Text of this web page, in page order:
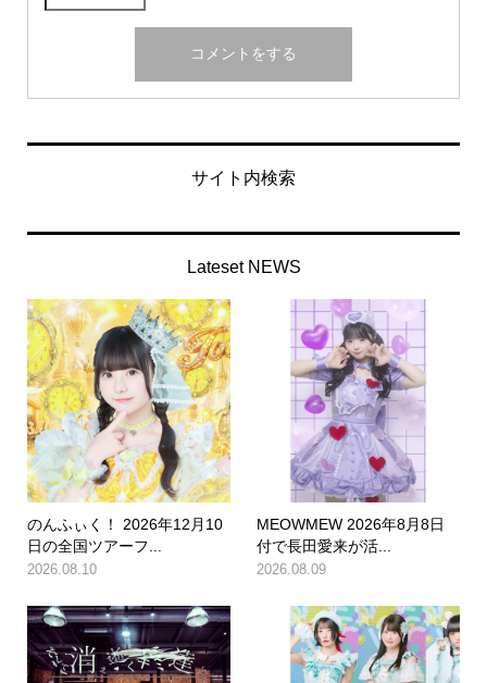
サイト内検索
Lateset NEWS
のんふぃく！ 2026年12月10
日の全国ツアーフ...
2026.08.10
MEOWMEW 2026年8月8日
付で長田愛来が活...
2026.08.09